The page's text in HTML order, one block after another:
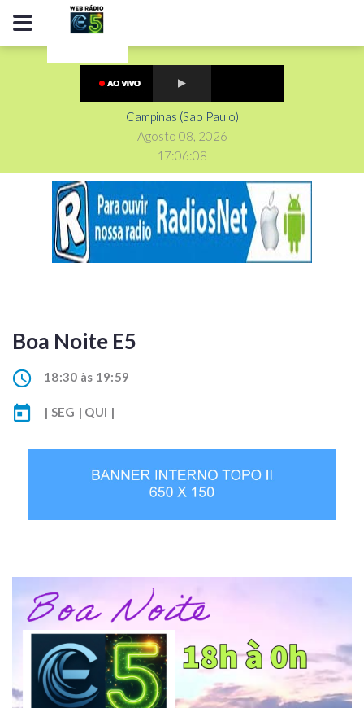
Campinas (Sao Paulo)
Agosto 08, 2026
17:06:08
Boa Noite E5
18:30 às 19:59
| SEG | QUI |